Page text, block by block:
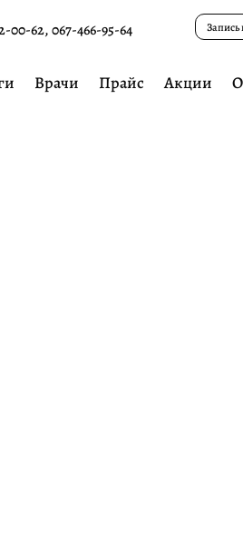
00-62,067-466-95-64
Врачи Прайс Акции